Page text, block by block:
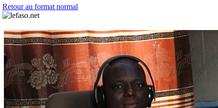
Retour au format normal